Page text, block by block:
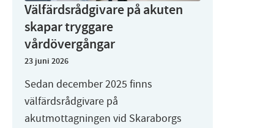
Välfärdsrådgivare på akuten
skapar tryggare
vårdövergångar
23 juni 2026
Sedan december 2025 finns
välfärdsrådgivare på
akutmottagningen vid Skaraborgs